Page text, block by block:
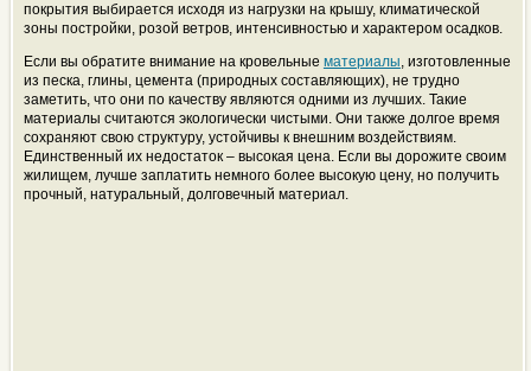
покрытия выбирается исходя из нагрузки на крышу, климатической
зоны постройки, розой ветров, интенсивностью и характером осадков.
Если вы обратите внимание на кровельные материалы, изготовленные
из песка, глины, цемента (природных составляющих), не трудно
заметить, что они по качеству являются одними из лучших. Такие
материалы считаются экологически чистыми. Они также долгое время
сохраняют свою структуру, устойчивы к внешним воздействиям.
Единственный их недостаток – высокая цена. Если вы дорожите своим
жилищем, лучше заплатить немного более высокую цену, но получить
прочный, натуральный, долговечный материал.